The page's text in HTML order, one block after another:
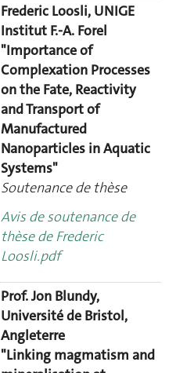
Frederic Loosli, UNIGE
Institut F.-A. Forel
"Importance of
Complexation Processes
on the Fate, Reactivity
and Transport of
Manufactured
Nanoparticles in Aquatic
Systems"
Soutenance de thèse
Avis de soutenance de
thèse de Frederic
Loosli.pdf
Prof. Jon Blundy,
Université de Bristol,
Angleterre
"Linking magmatism and